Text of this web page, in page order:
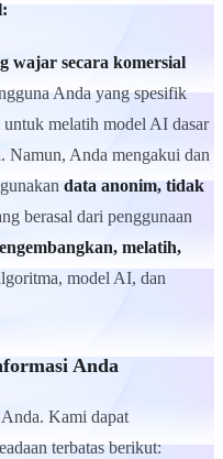
wajar secara komersial
Anda yang spesifik
melatih model AI dasar
Namun, Anda mengakui dan
data anonim, tidak
berasal dari penggunaan
melatih,
model AI, dan
Anda
Kami dapat
terbatas berikut: